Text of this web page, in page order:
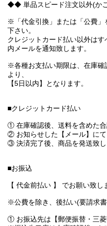
◆◆ 単品スピード注文以外(か
※「代金引換」または「公費」
下さい。
クレジットカード払い以外は
内メールを通知致します。
※各種お支払い期限は、在庫確
より、
【5日以内】となります。
■クレジットカード払い
① 在庫確認後、送料を含めた合
② お知らせした【メール】にて
③ 決済完了後、商品を発送致し
■お振込
【 代金前払い 】 でお願い致し
※公費を除き、後払い(要請求
① お振込先は【郵便振替・三菱